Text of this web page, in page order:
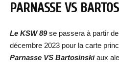
PARNASSE VS
Le KSW 89se passera à partir
décembre 2023 pour la carte
Parnasse VS Bartosinskiaux